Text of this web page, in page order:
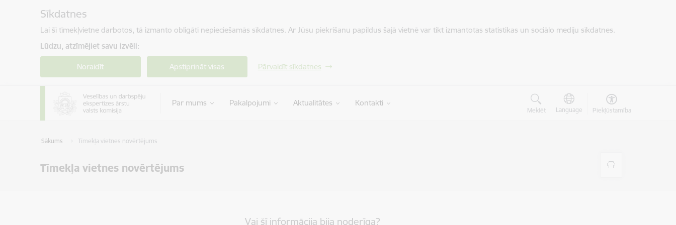
Sīkdatnes
Lai šī tīmekļvietne darbotos, tā izmanto obligāti nepieciešamās sīkdatnes. Ar Jūsu piekrišanu papildus šajā vietnē var tikt izmantotas statistikas un sociālo mediju sīkdatnes.
Lūdzu, atzīmējiet savu izvēli:
Noraidīt Apstiprināt visas Pārvaldīt sīkdatnes
Par mums Pakalpojumi Aktualitātes Kontakti
Meklēt Language Piekļūstamība
Sākums Tīmekļa vietnes novērtējums
Tīmekļa vietnes novērtējums
Vai šī informācija bija noderīga?